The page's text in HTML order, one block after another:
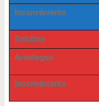
Inconvénients
Solution
Avantages
Inconvénients